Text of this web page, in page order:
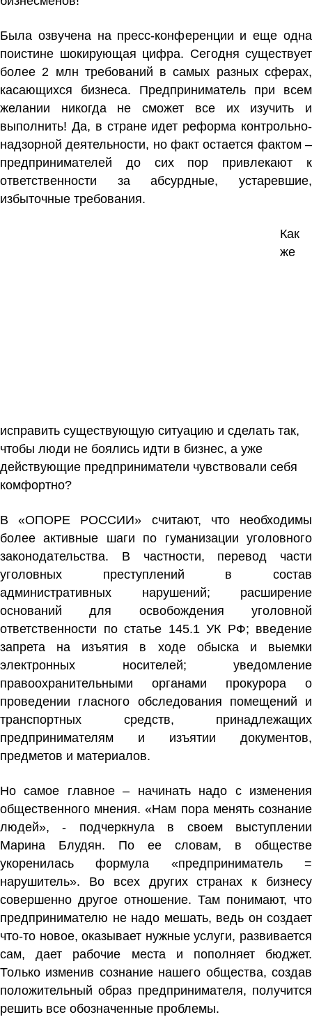
Была озвучена на пресс-конференции и еще одна
поистине шокирующая цифра. Сегодня существует
более 2 млн требований в самых разных сферах,
касающихся бизнеса. Предприниматель при всем
желании никогда не сможет все их изучить и
выполнить! Да, в стране идет реформа контрольно-
надзорной деятельности, но факт остается фактом –
предпринимателей до сих пор привлекают к
ответственности за абсурдные, устаревшие,
избыточные требования.
Как
же
исправить существующую ситуацию и сделать так,
чтобы люди не боялись идти в бизнес, а уже
действующие предприниматели чувствовали себя
комфортно?
В «ОПОРЕ РОССИИ» считают, что необходимы
более активные шаги по гуманизации уголовного
законодательства. В частности, перевод части
уголовных преступлений в состав
административных нарушений; расширение
оснований для освобождения уголовной
ответственности по статье 145.1 УК РФ; введение
запрета на изъятия в ходе обыска и выемки
электронных носителей; уведомление
правоохранительными органами прокурора о
проведении гласного обследования помещений и
транспортных средств, принадлежащих
предпринимателям и изъятии документов,
предметов и материалов.
Но самое главное – начинать надо с изменения
общественного мнения. «Нам пора менять сознание
людей», - подчеркнула в своем выступлении
Марина Блудян. По ее словам, в обществе
укоренилась формула «предприниматель =
нарушитель». Во всех других странах к бизнесу
совершенно другое отношение. Там понимают, что
предпринимателю не надо мешать, ведь он создает
что-то новое, оказывает нужные услуги, развивается
сам, дает рабочие места и пополняет бюджет.
Только изменив сознание нашего общества, создав
положительный образ предпринимателя, получится
решить все обозначенные проблемы.